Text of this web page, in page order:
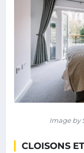
Image by
CLOISONS